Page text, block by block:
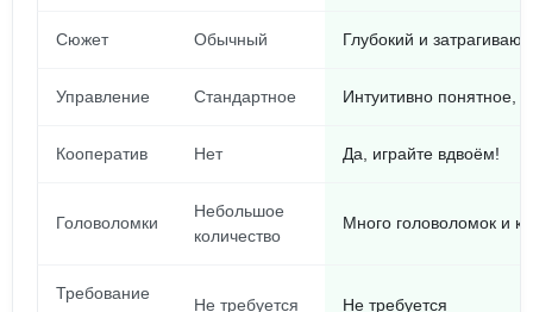
Сюжет Обычный Глубокий и
Управление Стандартное Интуитивно понятное,
Кооператив Нет Да, играйте вдвоём!
Головоломки
Небольшое
количество
Много головоломок и
Требование
Не требуется Не требуется